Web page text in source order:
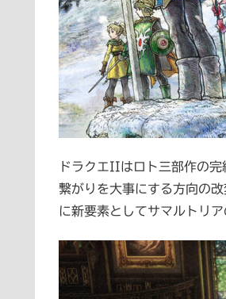
ドラクエIIはロト三部作の
繋がりを大事にする方向の
に新要素としてサマルトリ